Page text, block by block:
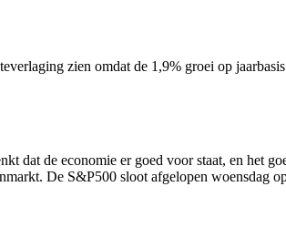
zien omdat de 1,9% groei op
dat de economie er goed voor staat, en het
De S&P500 sloot afgelopen woensdag